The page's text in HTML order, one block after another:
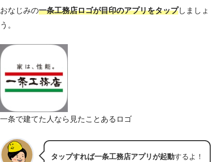
おなじみの一条工務店ロゴが目印のアプリをタップしましょ
う。
一条で建てた人なら見たことあるロゴ
タップすれば一条工務店アプリが起動するよ！